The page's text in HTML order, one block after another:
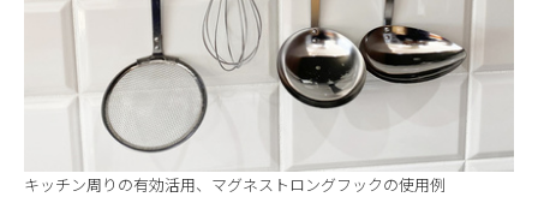
キッチン周りの有効活用、マグネストロングフックの使用例